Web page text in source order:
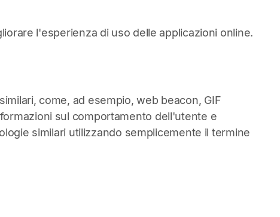
l'esperienza di uso delle applicazioni online.
come, ad esempio, web beacon, GIF
sul comportamento dell'utente e
similari utilizzando semplicemente il termine